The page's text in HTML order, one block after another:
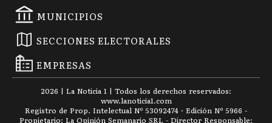
MUNICIPIOS
SECCIONES ELECTORALES
EMPRESAS
2026 | La Noticia 1 | Todos los derechos reservados:
www.lanoticia1.com
Registro de Prop. Intelectual Nº 53092474 · Edición Nº 5966 -
Propietario: La Opinión Semanario SRL - Director Responsable: